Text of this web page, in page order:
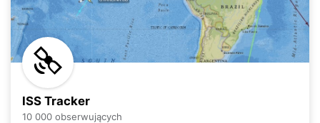
ISS Tracker
10 000 obserwujących